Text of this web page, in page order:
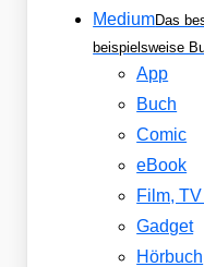
MediumDas
beispielsweise
App
Buch
Comic
eBook
Film,
Gadget
Hörbuch